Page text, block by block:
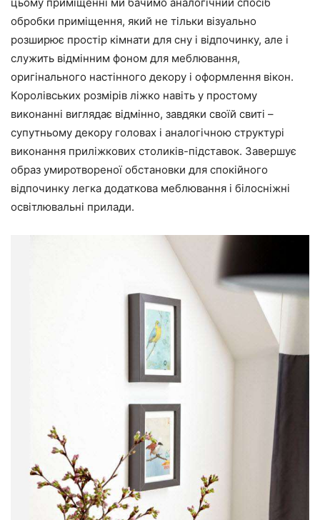
обробки приміщення, який не тільки візуально
розширює простір кімнати для сну і відпочинку, але і
служить відмінним фоном для меблювання,
оригінального настінного декору і оформлення вікон.
Королівських розмірів ліжко навіть у простому
виконанні виглядає відмінно, завдяки своїй свиті –
супутньому декору головах і аналогічною структурі
виконання приліжкових столиків-підставок. Завершує
образ умиротвореної обстановки для спокійного
відпочинку легка додаткова меблювання і білосніжні
освітлювальні прилади.